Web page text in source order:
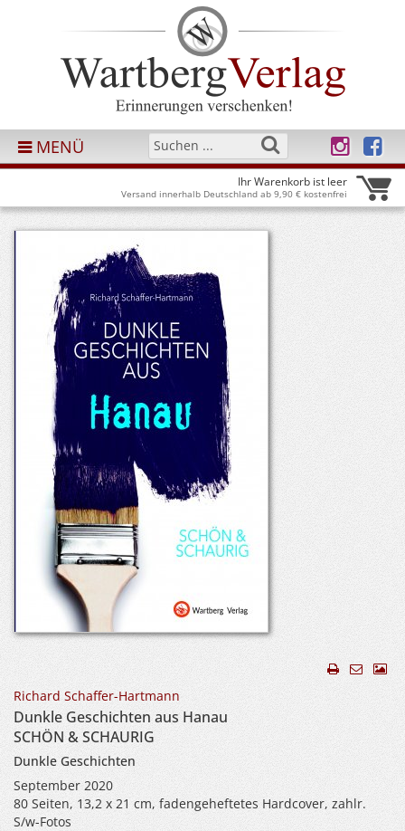
MENÜ
Ihr Warenkorb ist leer
Versand innerhalb Deutschland ab 9,90 € kostenfrei
Richard Schaffer-Hartmann
Dunkle Geschichten aus Hanau
SCHÖN & SCHAURIG
Dunkle Geschichten
September 2020
80 Seiten, 13,2 x 21 cm, fadengeheftetes Hardcover, zahlr.
S/w-Fotos